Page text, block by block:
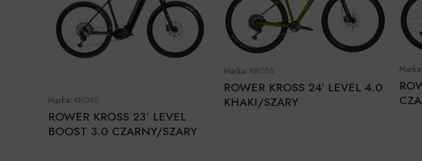
Marka: KROSS
ROWER KROSS 23’ LEVEL
BOOST 3.0 CZARNY/SZARY
Marka: KROSS
ROWER KROSS 24′ LEVEL 4.0
KHAKI/SZARY
Marka: